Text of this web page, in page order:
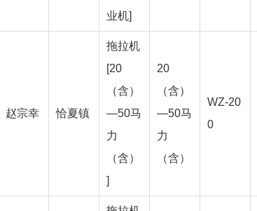
业机]
赵宗幸 恰夏镇
拖拉机
[20
（含）
—50马
力
（含）
]
20
（含）
—50马
力
（含）
WZ-20
0